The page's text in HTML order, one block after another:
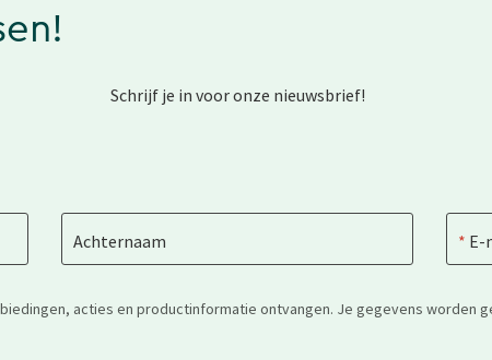
Schrijf je in voor onze nieuwsbrief!
Achternaam E-
acties en productinformatie ontvangen. Je gegevens worden